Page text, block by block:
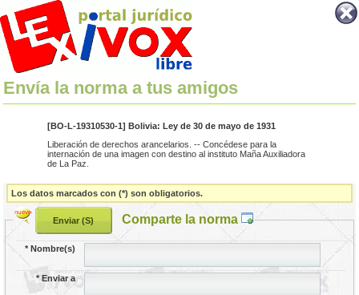
Envía la norma a tus amigos
[BO-L-19310530-1] Bolivia: Ley de 30 de mayo de 1931
Liberación de derechos arancelarios. -- Concédese para la
internación de una imagen con destino al instituto Maña Auxiliadora
de La Paz.
Los datos marcados con (*) son obligatorios.
Comparte la norma
*Nombre(s)
*Enviar a